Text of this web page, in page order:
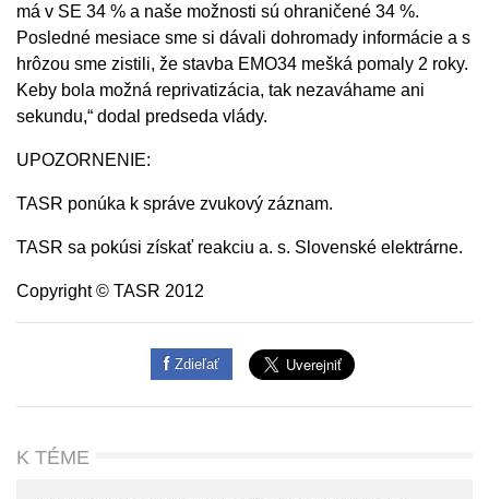
má v SE 34 % a naše možnosti sú ohraničené 34 %.
Posledné mesiace sme si dávali dohromady informácie a s
hrôzou sme zistili, že stavba EMO34 mešká pomaly 2 roky.
Keby bola možná reprivatizácia, tak nezaváhame ani
sekundu,“ dodal predseda vlády.
UPOZORNENIE:
TASR ponúka k správe zvukový záznam.
TASR sa pokúsi získať reakciu a. s. Slovenské elektrárne.
Copyright © TASR 2012
Zdieľať
K TÉME